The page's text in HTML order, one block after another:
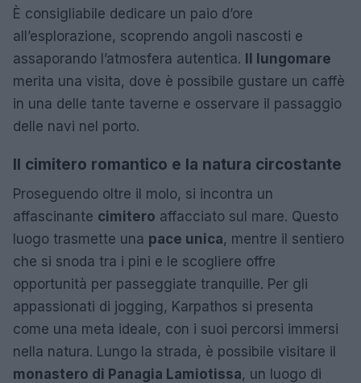
È consigliabile dedicare un paio d’ore
all’esplorazione, scoprendo angoli nascosti e
assaporando l’atmosfera autentica. Il lungomare
merita una visita, dove è possibile gustare un caffè
in una delle tante taverne e osservare il passaggio
delle navi nel porto.
Il cimitero romantico e la natura circostante
Proseguendo oltre il molo, si incontra un
affascinante cimitero affacciato sul mare. Questo
luogo trasmette una pace unica, mentre il sentiero
che si snoda tra i pini e le scogliere offre
opportunità per passeggiate tranquille. Per gli
appassionati di jogging, Karpathos si presenta
come una meta ideale, con i suoi percorsi immersi
nella natura. Lungo la strada, è possibile visitare il
monastero di Panagia Lamiotissa, un luogo di